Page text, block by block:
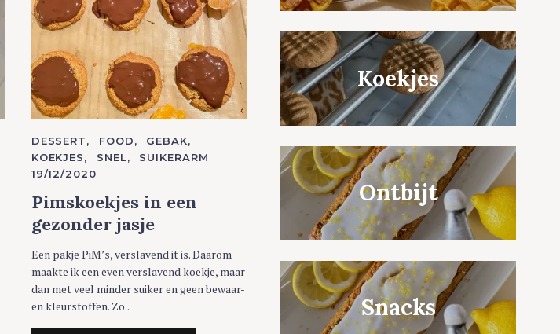
C
A
T
E
O
R
E
DESSERT FOOD
GEBAK
KOEKJES
SNEL
SUIKERARM
19/12/2020
Pimskoekjes in een
gezonder jasje
Een pakje PiM’s, verslavend it is. Daarom
maakte ik een even verslavend koekje, maar
dan met veel minder suiker en geen bewaar-
en kleurstoffen. Zo..
Koekjes
Ontbijt
Snacks
Press Esc to cancel.